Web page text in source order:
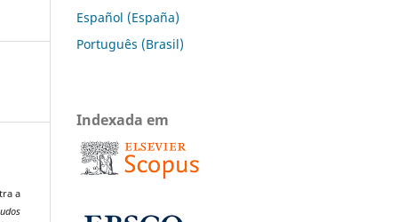
a
Español (España)
Português (Brasil)
Indexada em